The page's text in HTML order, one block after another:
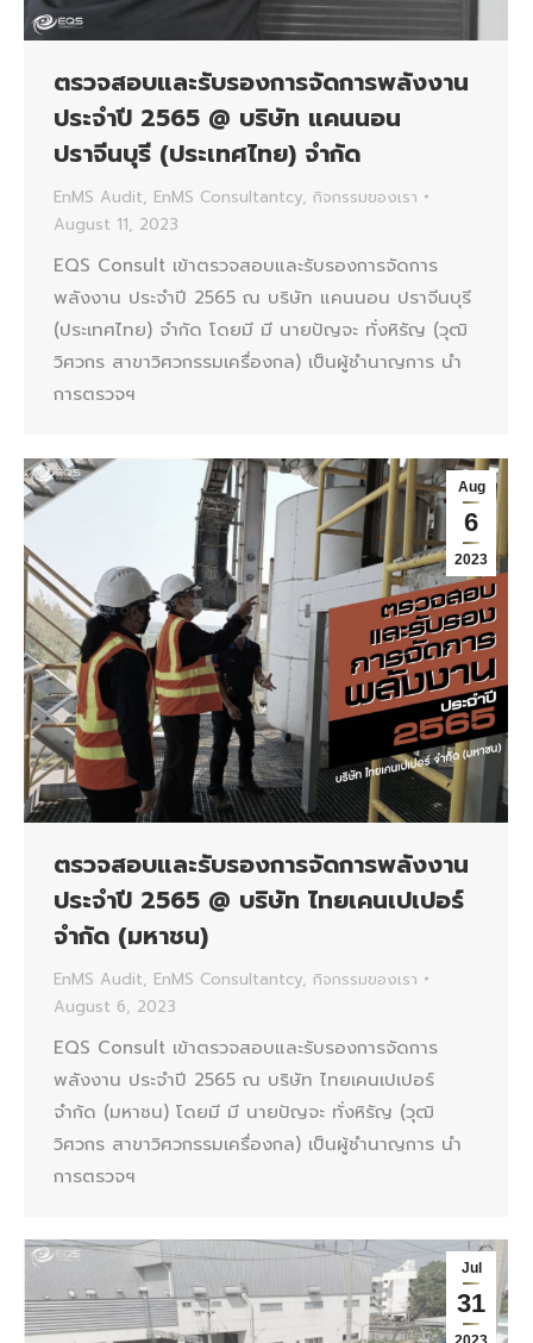
ตรวจสอบและรับรองการจัดการพลังงาน
ประจำปี 2565 @ บริษัท แคนนอน
ปราจีนบุรี (ประเทศไทย) จำกัด
EnMS Audit, EnMS Consultantcy, กิจกรรมของเรา
August 11, 2023
EQS Consult เข้าตรวจสอบและรับรองการจัดการ
พลังงาน ประจำปี 2565 ณ บริษัท แคนนอน ปราจีนบุรี
(ประเทศไทย) จำกัด โดยมี มี นายปัญจะ ทั่งหิรัญ (วุฒิ
วิศวกร สาขาวิศวกรรมเครื่องกล) เป็นผู้ชำนาญการ นำ
การตรวจฯ
Aug
6
2023
ตรวจสอบและรับรองการจัดการพลังงาน
ประจำปี 2565 @ บริษัท ไทยเคนเปเปอร์
จำกัด (มหาชน)
EnMS Audit, EnMS Consultantcy, กิจกรรมของเรา
August 6, 2023
EQS Consult เข้าตรวจสอบและรับรองการจัดการ
พลังงาน ประจำปี 2565 ณ บริษัท ไทยเคนเปเปอร์
จำกัด (มหาชน) โดยมี มี นายปัญจะ ทั่งหิรัญ (วุฒิ
วิศวกร สาขาวิศวกรรมเครื่องกล) เป็นผู้ชำนาญการ นำ
การตรวจฯ
Jul
31